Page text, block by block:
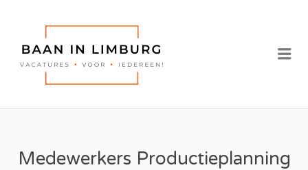
VACATURES IN
Medewerkers Productieplanning